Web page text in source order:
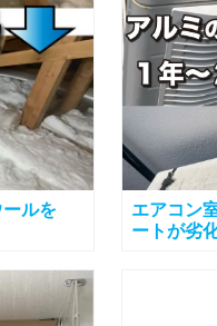
ルを
エアコン
ートが劣